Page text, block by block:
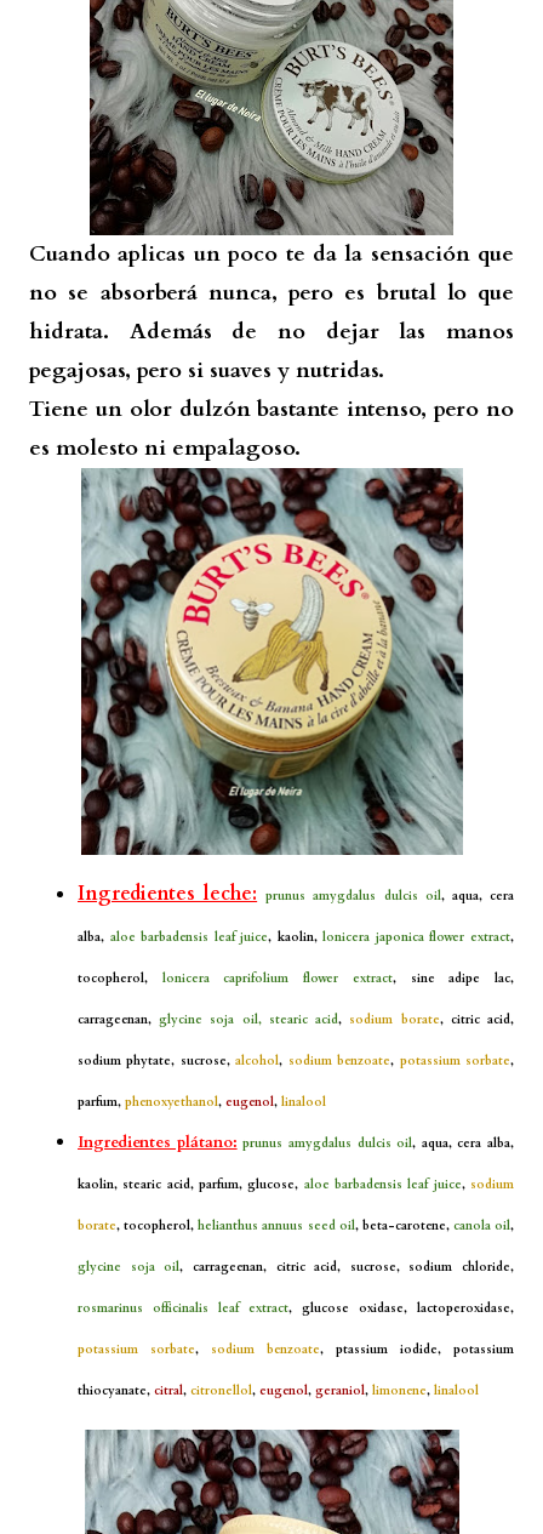
Cuando aplicas un poco te da la sensación que
no se absorberá nunca, pero es brutal lo que
hidrata. Además de no dejar las manos
pegajosas, pero si suaves y nutridas.
Tiene un olor dulzón bastante intenso, pero no
es molesto ni empalagoso.
Ingredientes leche: prunus amygdalus dulcis oil, aqua, cera
alba, aloe barbadensis leaf juice, kaolin,lonicera japonica flower extract,
tocopherol, lonicera caprifolium flower extract, sine adipe lac,
carrageenan,glycine soja oil, stearic acid, sodium borate, citric acid,
sodium phytate, sucrose,alcohol, sodium benzoate, potassium sorbate,
parfum, phenoxyethanol, eugenol, linalool
Ingredientes plátano: prunus amygdalus dulcis oil, aqua, cera alba,
kaolin, stearic acid, parfum, glucose, aloe barbadensis leaf juice, sodium
borate, tocopherol,helianthus annuus seed oil, beta-carotene, canola oil,
glycine soja oil, carrageenan, citric acid, sucrose, sodium chloride,
rosmarinus officinalis leaf extract, glucose oxidase, lactoperoxidase,
potassium sorbate, sodium benzoate, ptassium iodide, potassium
thiocyanate, citral, citronellol, eugenol, geraniol, limonene, linalool